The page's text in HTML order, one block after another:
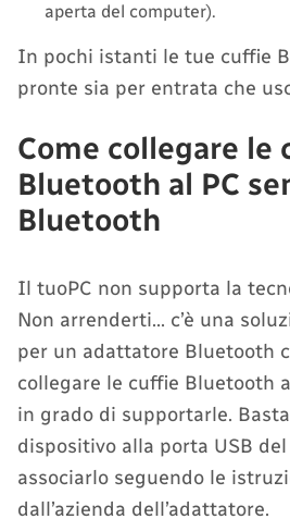
aperta del computer).
In pochi istanti le tue cuffie
pronte sia per entrata che
Come collegare le
Bluetooth al PC
Bluetooth
Il tuoPC non supporta la
Non arrenderti… c’è una
per un adattatore Bluetooth
collegare le cuffie Bluetooth
in grado di supportarle.
dispositivo alla porta USB
associarlo seguendo le
dall’azienda dell’adattatore.